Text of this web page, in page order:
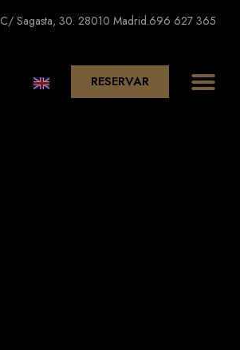
C/ Sagasta, 30. 28010 Madrid.696 627 365
RESERVAR